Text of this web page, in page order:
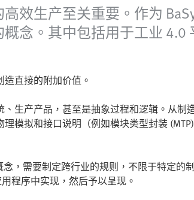
效生产至关重要。作为
念。其中包括用于工业 4.0
直接的附加价值。
生产产品，甚至是抽象过程和逻辑。从制
模拟和接口说明（例如模块类型封装
，需要制定跨行业的规则，不限于特定的
程序中实现，然后予以呈现。